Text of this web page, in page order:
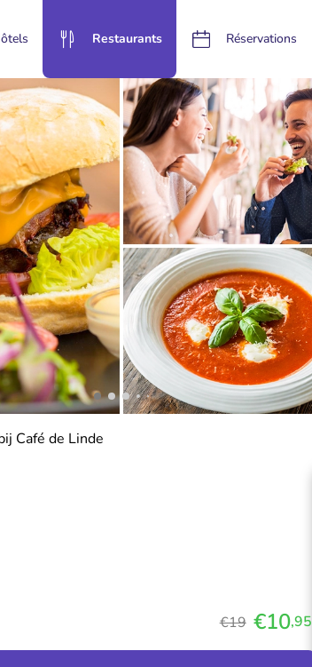
Restaurants Réservations
Café de Linde
€19 €10,95